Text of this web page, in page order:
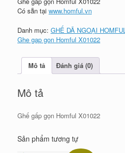
Có sẵn tại www.homful.vn
Danh mục: GHẾ DÃ NGOẠI HOMFUL
Ghe gap gon Homful X01022
Mô tả Đánh giá (0)
Mô tả
Ghế gấp gọn Homful X01022
Sản phẩm tương tự